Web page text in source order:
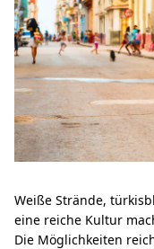
Weiße Strände,
eine reiche Kultur
Die Möglichkeiten